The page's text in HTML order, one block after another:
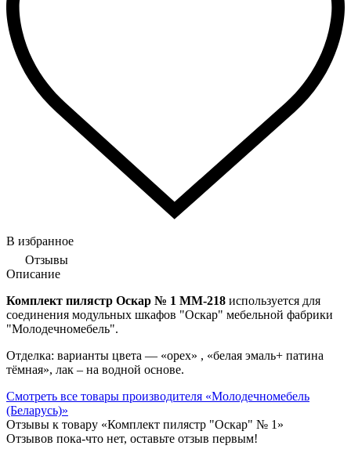
В избранное
Отзывы
Описание
Комплект пилястр Оскар № 1 ММ-218 используется для
соединения модульных шкафов "Оскар" мебельной фабрики
"Молодечномебель".
Отделка: варианты цвета — «орех» , «белая эмаль+ патина
тёмная», лак – на водной основе.
Смотреть все товары производителя «Молодечномебель
(Беларусь)»
Отзывы к товару «Комплект пилястр "Оскар" № 1»
Отзывов пока-что нет, оставьте отзыв первым!